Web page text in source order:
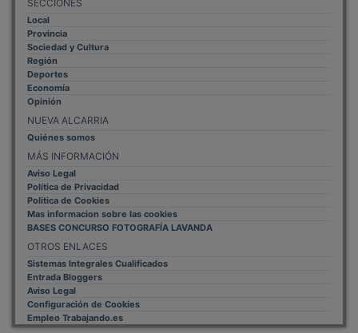
Local
Provincia
Sociedad y Cultura
Región
Deportes
Economía
Opinión
NUEVA ALCARRIA
Quiénes somos
MÁS INFORMACIÓN
Aviso Legal
Política de Privacidad
Politica de Cookies
Mas informacion sobre las cookies
BASES CONCURSO FOTOGRAFÍA LAVANDA
OTROS ENLACES
Sistemas Integrales Cualificados
Entrada Bloggers
Aviso Legal
Configuración de Cookies
Empleo Trabajando.es